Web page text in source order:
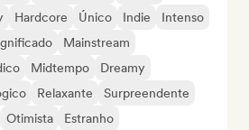
Hardcore Único Indie
Intenso
Mainstream
Midtempo
Dreamy
Relaxante
Surpreendente
Otimista Estranho